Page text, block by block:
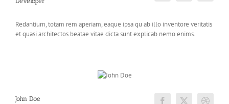
Redantium, totam rem aperiam, eaque ipsa qu ab illo inventore veritatis
et quasi architectos beatae vitae dicta sunt explicab nemo enims.
John Doe